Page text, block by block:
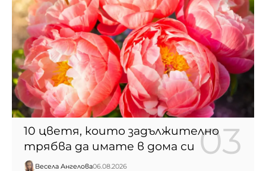
10 цветя, които задължително
трябва да имате в дома си
Весела Ангелова06.08.2026